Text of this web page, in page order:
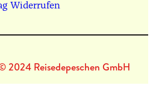
Widerrufen
2024 Reisedepeschen GmbH